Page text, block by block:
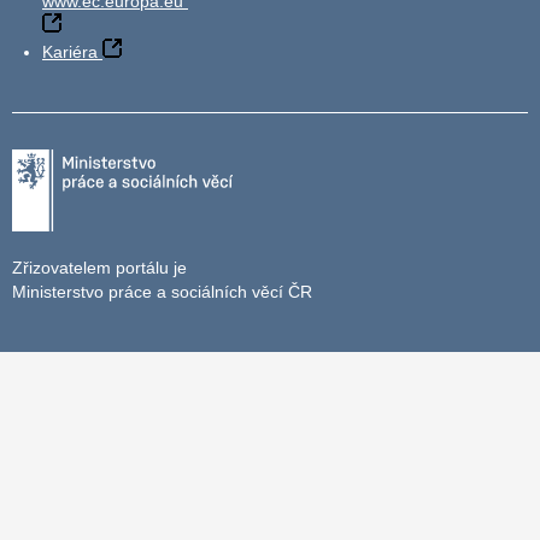
Kariéra
Zřizovatelem portálu je
Ministerstvo práce a sociálních věcí ČR